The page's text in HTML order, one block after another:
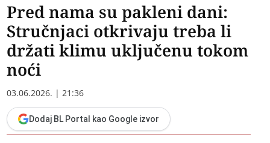
Pred nama su pakleni dani:
Stručnjaci otkrivaju treba li
držati klimu uključenu tokom
noći
03.06.2026. | 21:36
Dodaj BL Portal kao Google izvor